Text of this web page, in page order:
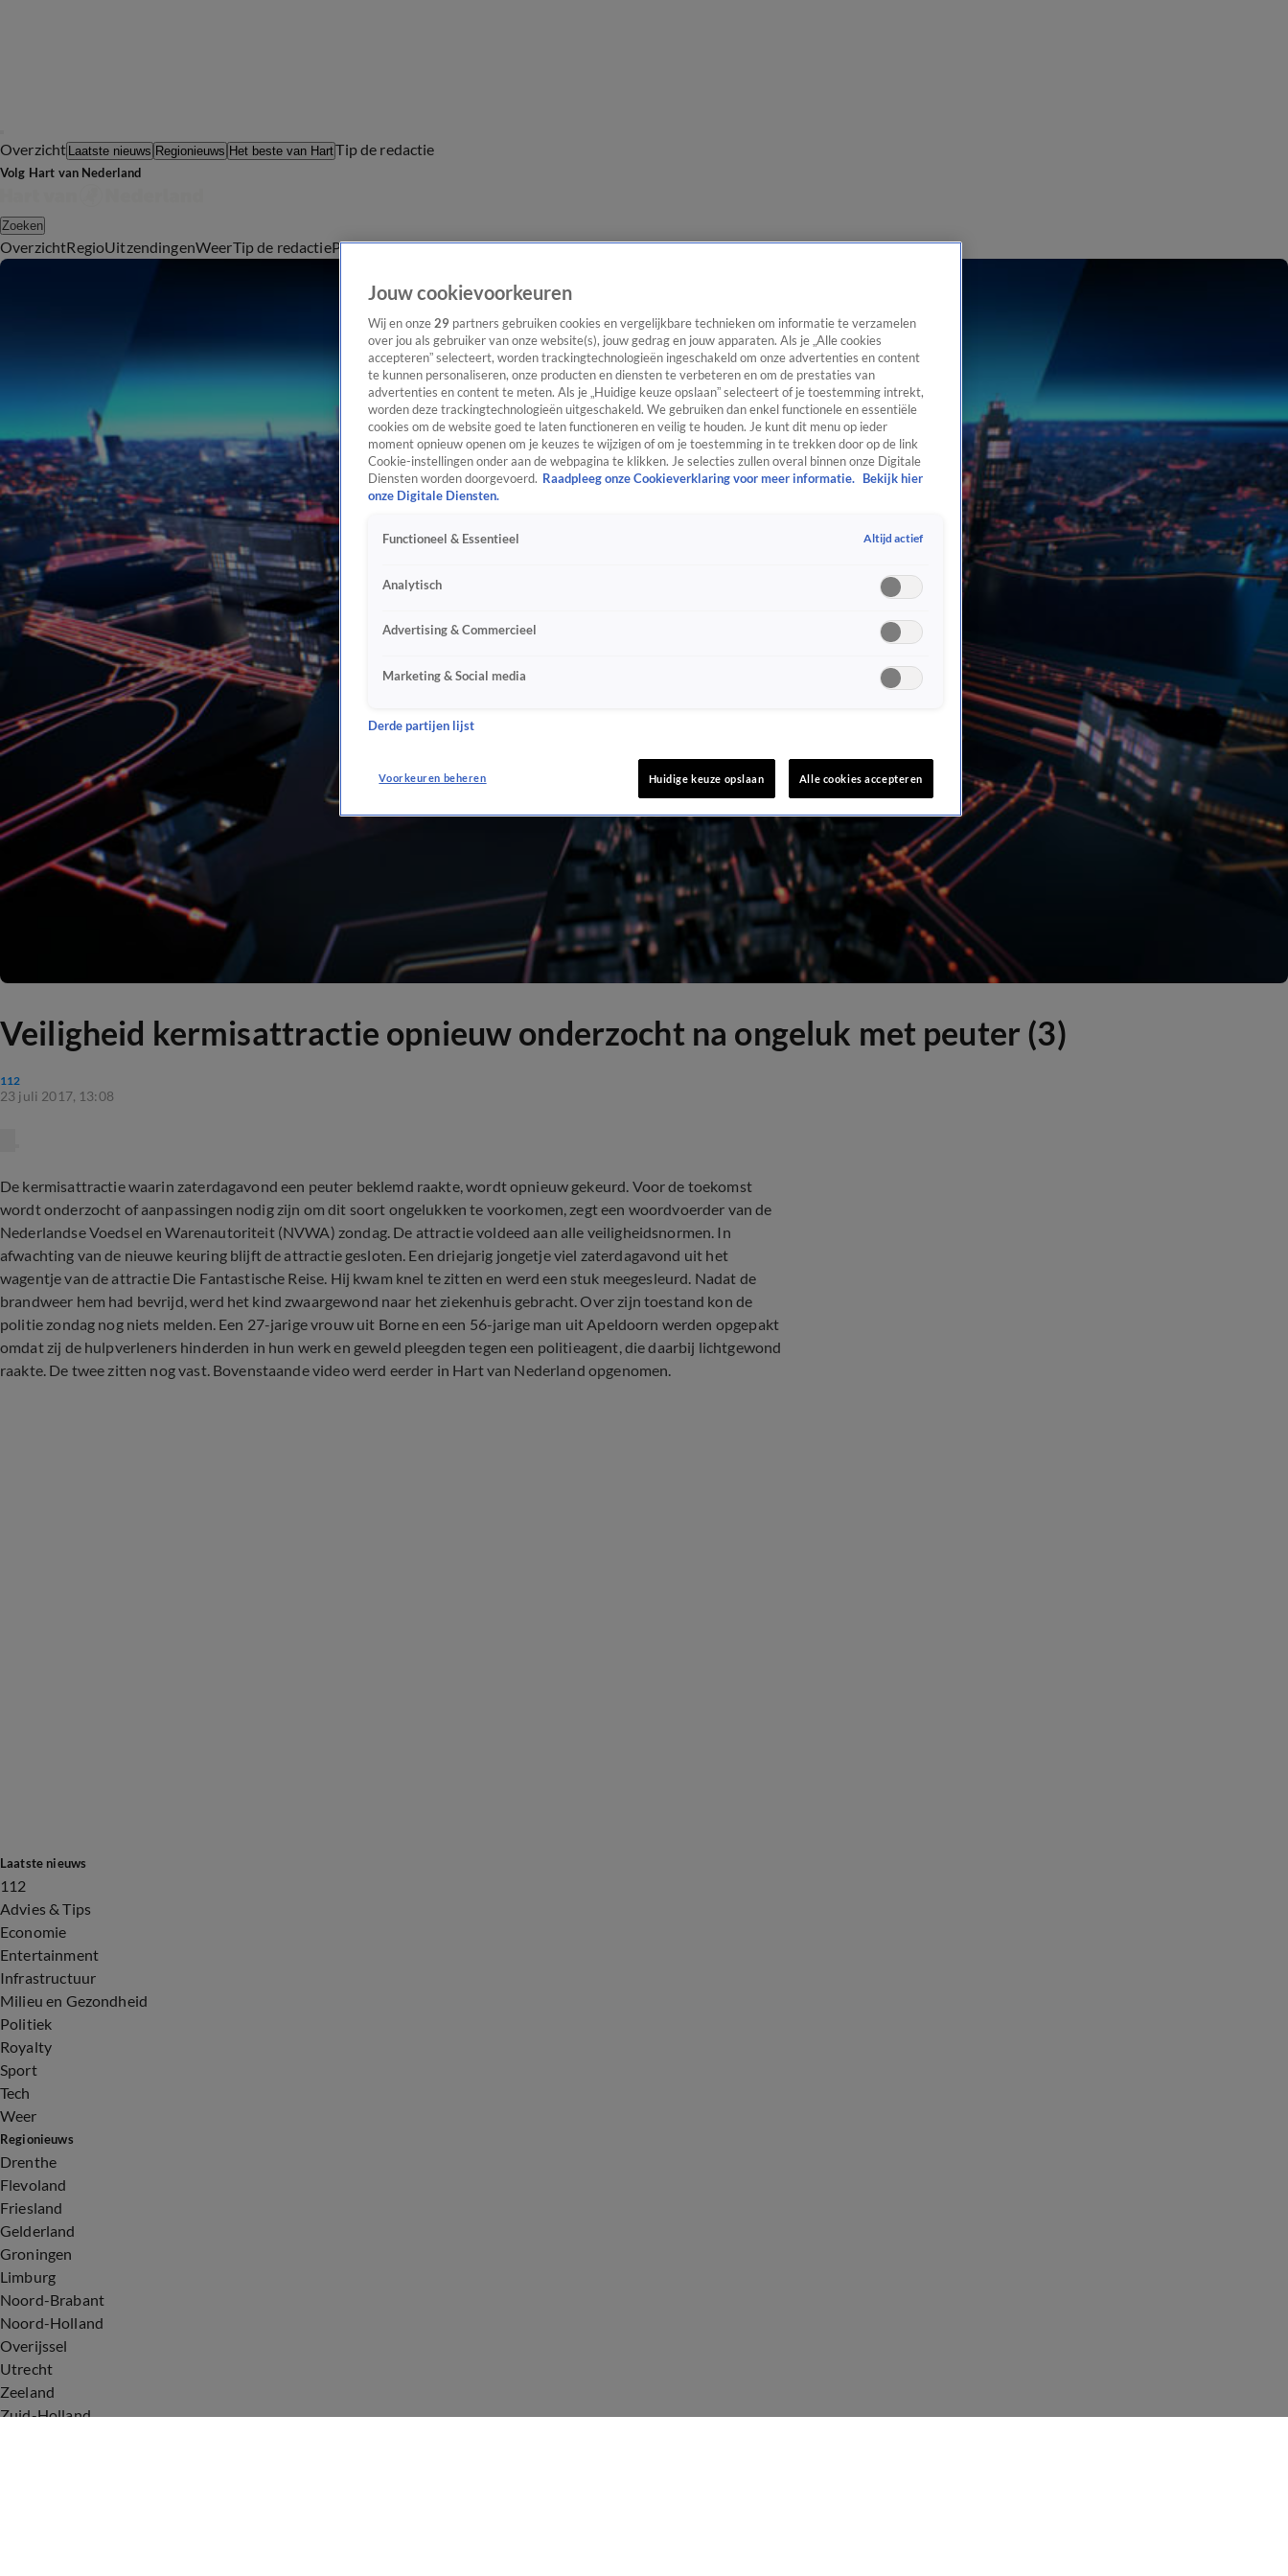
Overzicht Laatste nieuws Regionieuws Het beste van HartTip de redactie
Volg Hart van Nederland
Zoeken
OverzichtRegioUitzendingenWeerTip de redactiePanelVideo's
Veiligheid kermisattractie opnieuw onderzocht na ongeluk met peuter (3)
112
23 juli 2017, 13:08
De kermisattractie waarin zaterdagavond een peuter beklemd raakte, wordt opnieuw gekeurd. Voor de toekomst
wordt onderzocht of aanpassingen nodig zijn om dit soort ongelukken te voorkomen, zegt een woordvoerder van de
Nederlandse Voedsel en Warenautoriteit (NVWA) zondag. De attractie voldeed aan alle veiligheidsnormen. In
afwachting van de nieuwe keuring blijft de attractie gesloten. Een driejarig jongetje viel zaterdagavond uit het
wagentje van de attractie Die Fantastische Reise. Hij kwam knel te zitten en werd een stuk meegesleurd. Nadat de
brandweer hem had bevrijd, werd het kind zwaargewond naar het ziekenhuis gebracht. Over zijn toestand kon de
politie zondag nog niets melden. Een 27-jarige vrouw uit Borne en een 56-jarige man uit Apeldoorn werden opgepakt
omdat zij de hulpverleners hinderden in hun werk en geweld pleegden tegen een politieagent, die daarbij lichtgewond
raakte. De twee zitten nog vast. Bovenstaande video werd eerder in Hart van Nederland opgenomen.
Laatste nieuws
112
Advies & Tips
Economie
Entertainment
Infrastructuur
Milieu en Gezondheid
Politiek
Royalty
Sport
Tech
Weer
Regionieuws
Drenthe
Flevoland
Friesland
Gelderland
Groningen
Limburg
Noord-Brabant
Noord-Holland
Overijssel
Utrecht
Zeeland
Zuid-Holland
Jouw cookievoorkeuren
Wij en onze 29 partners gebruiken cookies en vergelijkbare technieken om informatie te verzamelen
over jou als gebruiker van onze website(s), jouw gedrag en jouw apparaten. Als je „Alle cookies
accepteren” selecteert, worden trackingtechnologieën ingeschakeld om onze advertenties en content
te kunnen personaliseren, onze producten en diensten te verbeteren en om de prestaties van
advertenties en content te meten. Als je „Huidige keuze opslaan” selecteert of je toestemming intrekt,
worden deze trackingtechnologieën uitgeschakeld. We gebruiken dan enkel functionele en essentiële
cookies om de website goed te laten functioneren en veilig te houden. Je kunt dit menu op ieder
moment opnieuw openen om je keuzes te wijzigen of om je toestemming in te trekken door op de link
Cookie-instellingen onder aan de webpagina te klikken. Je selecties zullen overal binnen onze Digitale
Diensten worden doorgevoerd. Raadpleeg onze Cookieverklaring voor meer informatie.
Bekijk hier
onze Digitale Diensten.
Functioneel & Essentieel Altijd actief
Analytisch
Advertising & Commercieel
Marketing & Social media
Derde partijen lijst
Voorkeuren beheren Huidige keuze opslaan Alle cookies accepteren